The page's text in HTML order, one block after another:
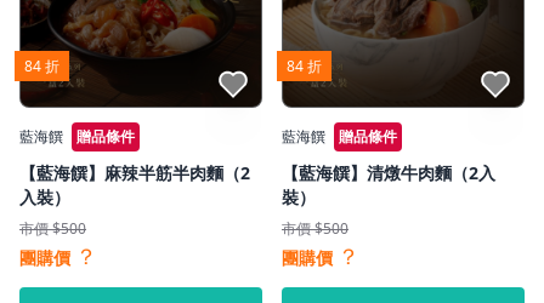
84 折
藍海饌 贈品條件
【藍海饌】麻辣半筋半肉麵（2
入裝）
市價 $500
團購價 ？
84 折
藍海饌 贈品條件
【藍海饌】清燉牛肉麵（2入
裝）
市價 $500
團購價 ？